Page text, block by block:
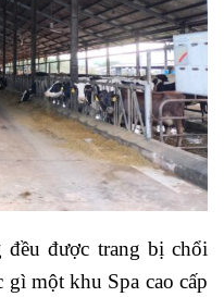
đều được trang bị chổi
gì một khu Spa cao cấp